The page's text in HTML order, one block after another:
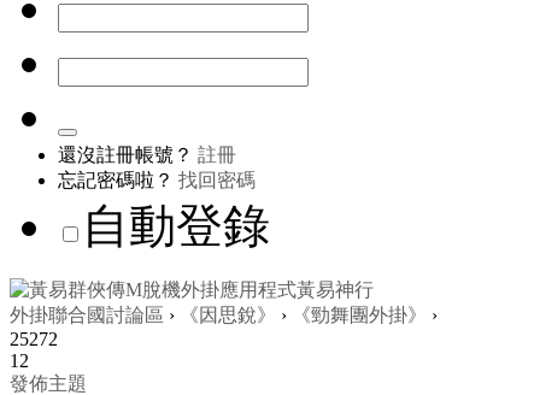
還沒註冊帳號？ 註冊
忘記密碼啦？ 找回密碼
自動登錄
外掛聯合國討論區 › 《因思銳》 › 《勁舞團外掛》
›
25272
12
發佈主題